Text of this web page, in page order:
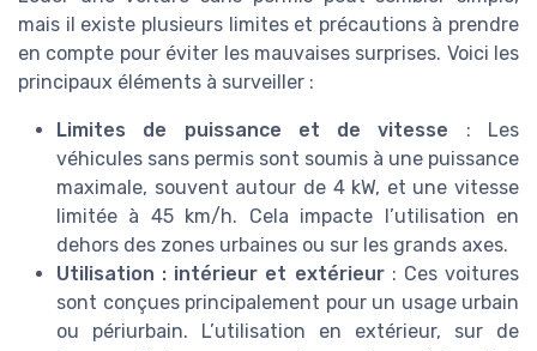
mais il existe plusieurs limites et précautions à prendre
en compte pour éviter les mauvaises surprises. Voici les
principaux éléments à surveiller :
Limites de puissance et de vitesse : Les
véhicules sans permis sont soumis à une puissance
maximale, souvent autour de 4 kW, et une vitesse
limitée à 45 km/h. Cela impacte l’utilisation en
dehors des zones urbaines ou sur les grands axes.
Utilisation : intérieur et extérieur: Ces voitures
sont conçues principalement pour un usage urbain
ou périurbain. L’utilisation en extérieur, sur de